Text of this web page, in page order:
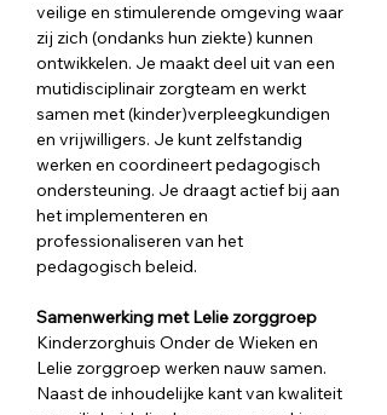
veilige en stimulerende omgeving waar
zij zich (ondanks hun ziekte) kunnen
ontwikkelen. Je maakt deel uit van een
mutidisciplinair zorgteam en werkt
samen met (kinder)verpleegkundigen
en vrijwilligers. Je kunt zelfstandig
werken en coordineert pedagogisch
ondersteuning. Je draagt actief bij aan
het implementeren en
professionaliseren van het
pedagogisch beleid.
Samenwerking met Lelie zorggroep
Kinderzorghuis Onder de Wieken en
Lelie zorggroep werken nauw samen.
Naast de inhoudelijke kant van kwaliteit